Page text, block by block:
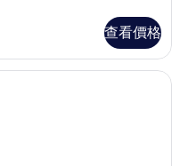
查看價格
豪華雙床房, 海灣景觀 | 迷你吧、客